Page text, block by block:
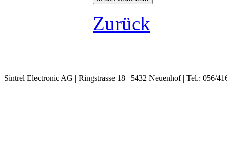
Zurück
Sintrel Electronic AG | Ringstrasse 18 | 5432 Neuenhof | Tel.: 056/